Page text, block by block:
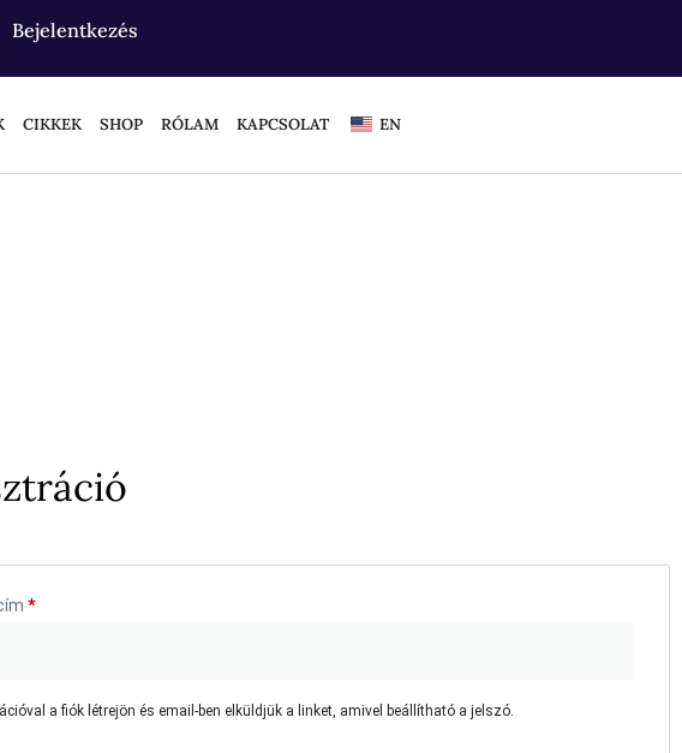
Bejelentkezés
CIKKEK SHOP RÓLAM KAPCSOLAT EN
*
a fiók létrejön és email-ben elküldjük a linket, amivel beállítható a jelszó.